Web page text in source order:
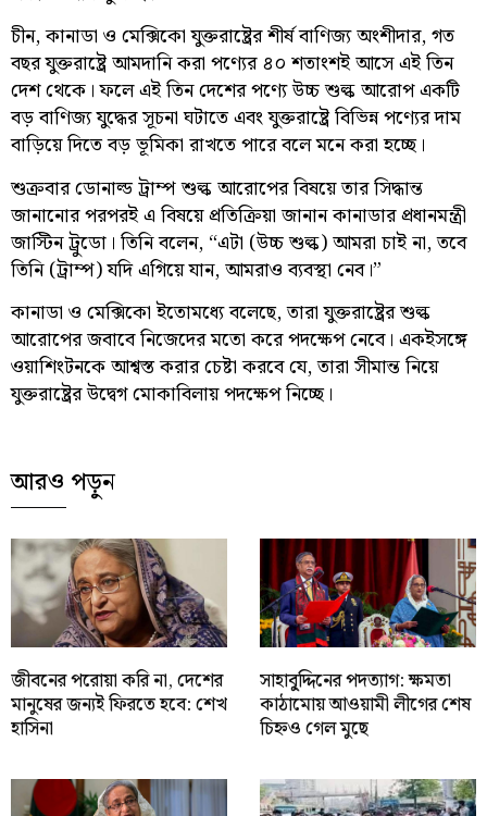
চীন, কানাডা ও মেক্সিকো যুক্তরাষ্ট্রের শীর্ষ বাণিজ্য অংশীদার, গত
বছর যুক্তরাষ্ট্রে আমদানি করা পণ্যের ৪০ শতাংশই আসে এই তিন
দেশ থেকে। ফলে এই তিন দেশের পণ্যে উচ্চ শুল্ক আরোপ একটি
বড় বাণিজ্য যুদ্ধের সূচনা ঘটাতে এবং যুক্তরাষ্ট্রে বিভিন্ন পণ্যের দাম
বাড়িয়ে দিতে বড় ভূমিকা রাখতে পারে বলে মনে করা হচ্ছে।
শুক্রবার ডোনাল্ড ট্রাম্প শুল্ক আরোপের বিষয়ে তার সিদ্ধান্ত
জানানোর পরপরই এ বিষয়ে প্রতিক্রিয়া জানান কানাডার প্রধানমন্ত্রী
জাস্টিন ট্রুডো। তিনি বলেন, “এটা (উচ্চ শুল্ক) আমরা চাই না, তবে
তিনি (ট্রাম্প) যদি এগিয়ে যান, আমরাও ব্যবস্থা নেব।”
কানাডা ও মেক্সিকো ইতোমধ্যে বলেছে, তারা যুক্তরাষ্ট্রের শুল্ক
আরোপের জবাবে নিজেদের মতো করে পদক্ষেপ নেবে। একইসঙ্গে
ওয়াশিংটনকে আশ্বস্ত করার চেষ্টা করবে যে, তারা সীমান্ত নিয়ে
যুক্তরাষ্ট্রের উদ্বেগ মোকাবিলায় পদক্ষেপ নিচ্ছে।
আরও পড়ুন
জীবনের পরোয়া করি না, দেশের
মানুষের জন্যই ফিরতে হবে: শেখ
হাসিনা
সাহাবু্দ্দিনের পদত্যাগ: ক্ষমতা
কাঠামোয় আওয়ামী লীগের শেষ
চিহ্নও গেল মুছে